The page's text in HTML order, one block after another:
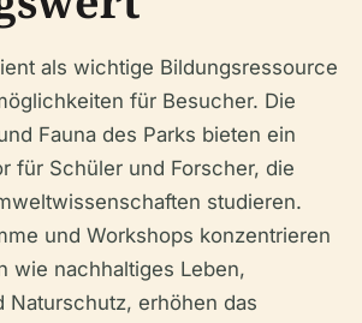
als wichtige Bildungsressource
für Besucher. Die
Fauna des Parks bieten ein
für Schüler und Forscher, die
studieren.
und Workshops konzentrieren
wie nachhaltiges Leben,
Naturschutz, erhöhen das